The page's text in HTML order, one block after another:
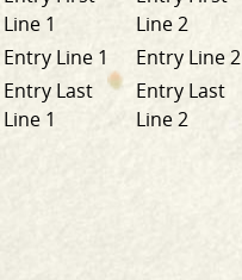
Line 1
Line 2
Entry Line 1
Entry Line 2
Entry Last
Line 1
Entry Last
Line 2